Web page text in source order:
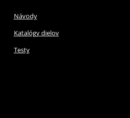
Návody
Katalógy dielov
Testy